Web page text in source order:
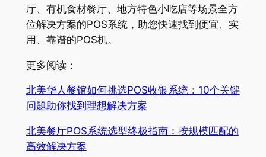
厅、有机食材餐厅、地方特色小吃店等场景全方
位解决方案的POS系统，助您快速找到便宜、实
用、靠谱的POS机。
更多阅读：
北美华人餐馆如何挑选POS收银系统：10个关键
问题助你找到理想解决方案
北美餐厅POS系统选型终极指南：按规模匹配的
高效解决方案